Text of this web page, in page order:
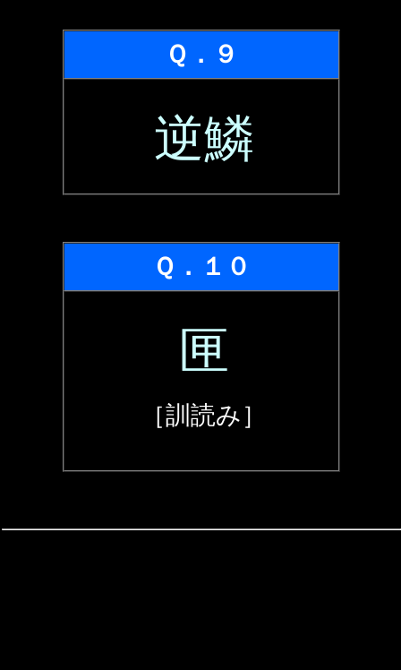
Ｑ．９
逆鱗
Ｑ．１０
匣
［訓読み］